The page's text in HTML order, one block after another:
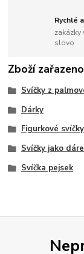
Rychlé
slovo
Zboží
Svíčky z
Dárky
Figurkové svíčky
Svíčky jako
Svíčka pejsek